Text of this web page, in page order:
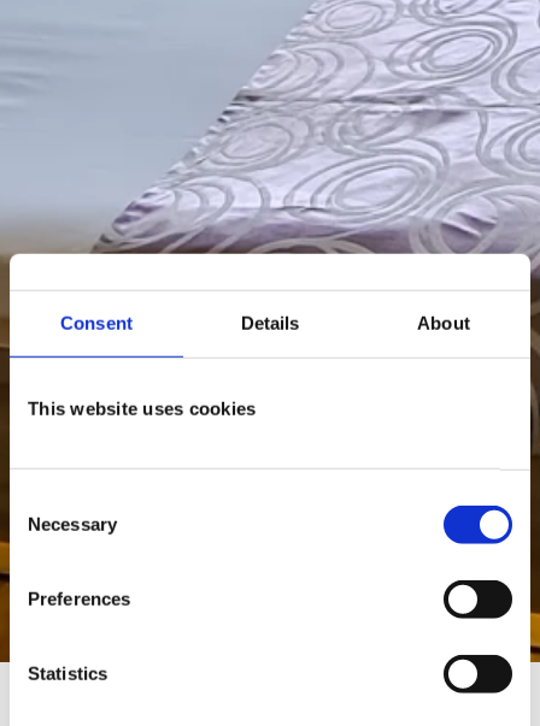
Consent Details About
This website uses cookies
Selection
Necessary
Preferences
Statistics